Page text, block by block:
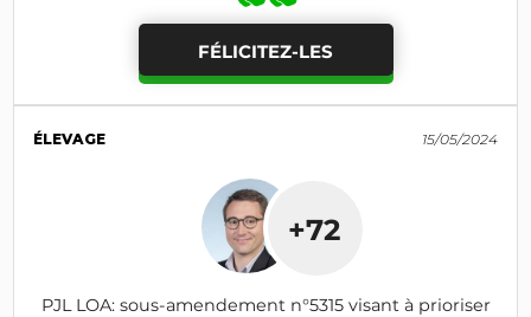
FÉLICITEZ-LES
ÉLEVAGE 15/05/2024
+72
PJL LOA: sous-amendement n°5315 visant à prioriser